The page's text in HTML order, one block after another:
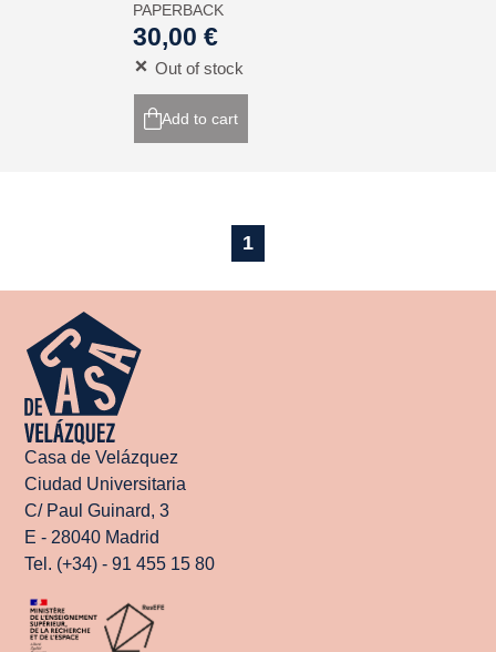
PAPERBACK
30,00 €
Out of stock
Add to cart
1
Casa de Velázquez
Ciudad Universitaria
C/ Paul Guinard, 3
E - 28040 Madrid
Tel. (+34) - 91 455 15 80